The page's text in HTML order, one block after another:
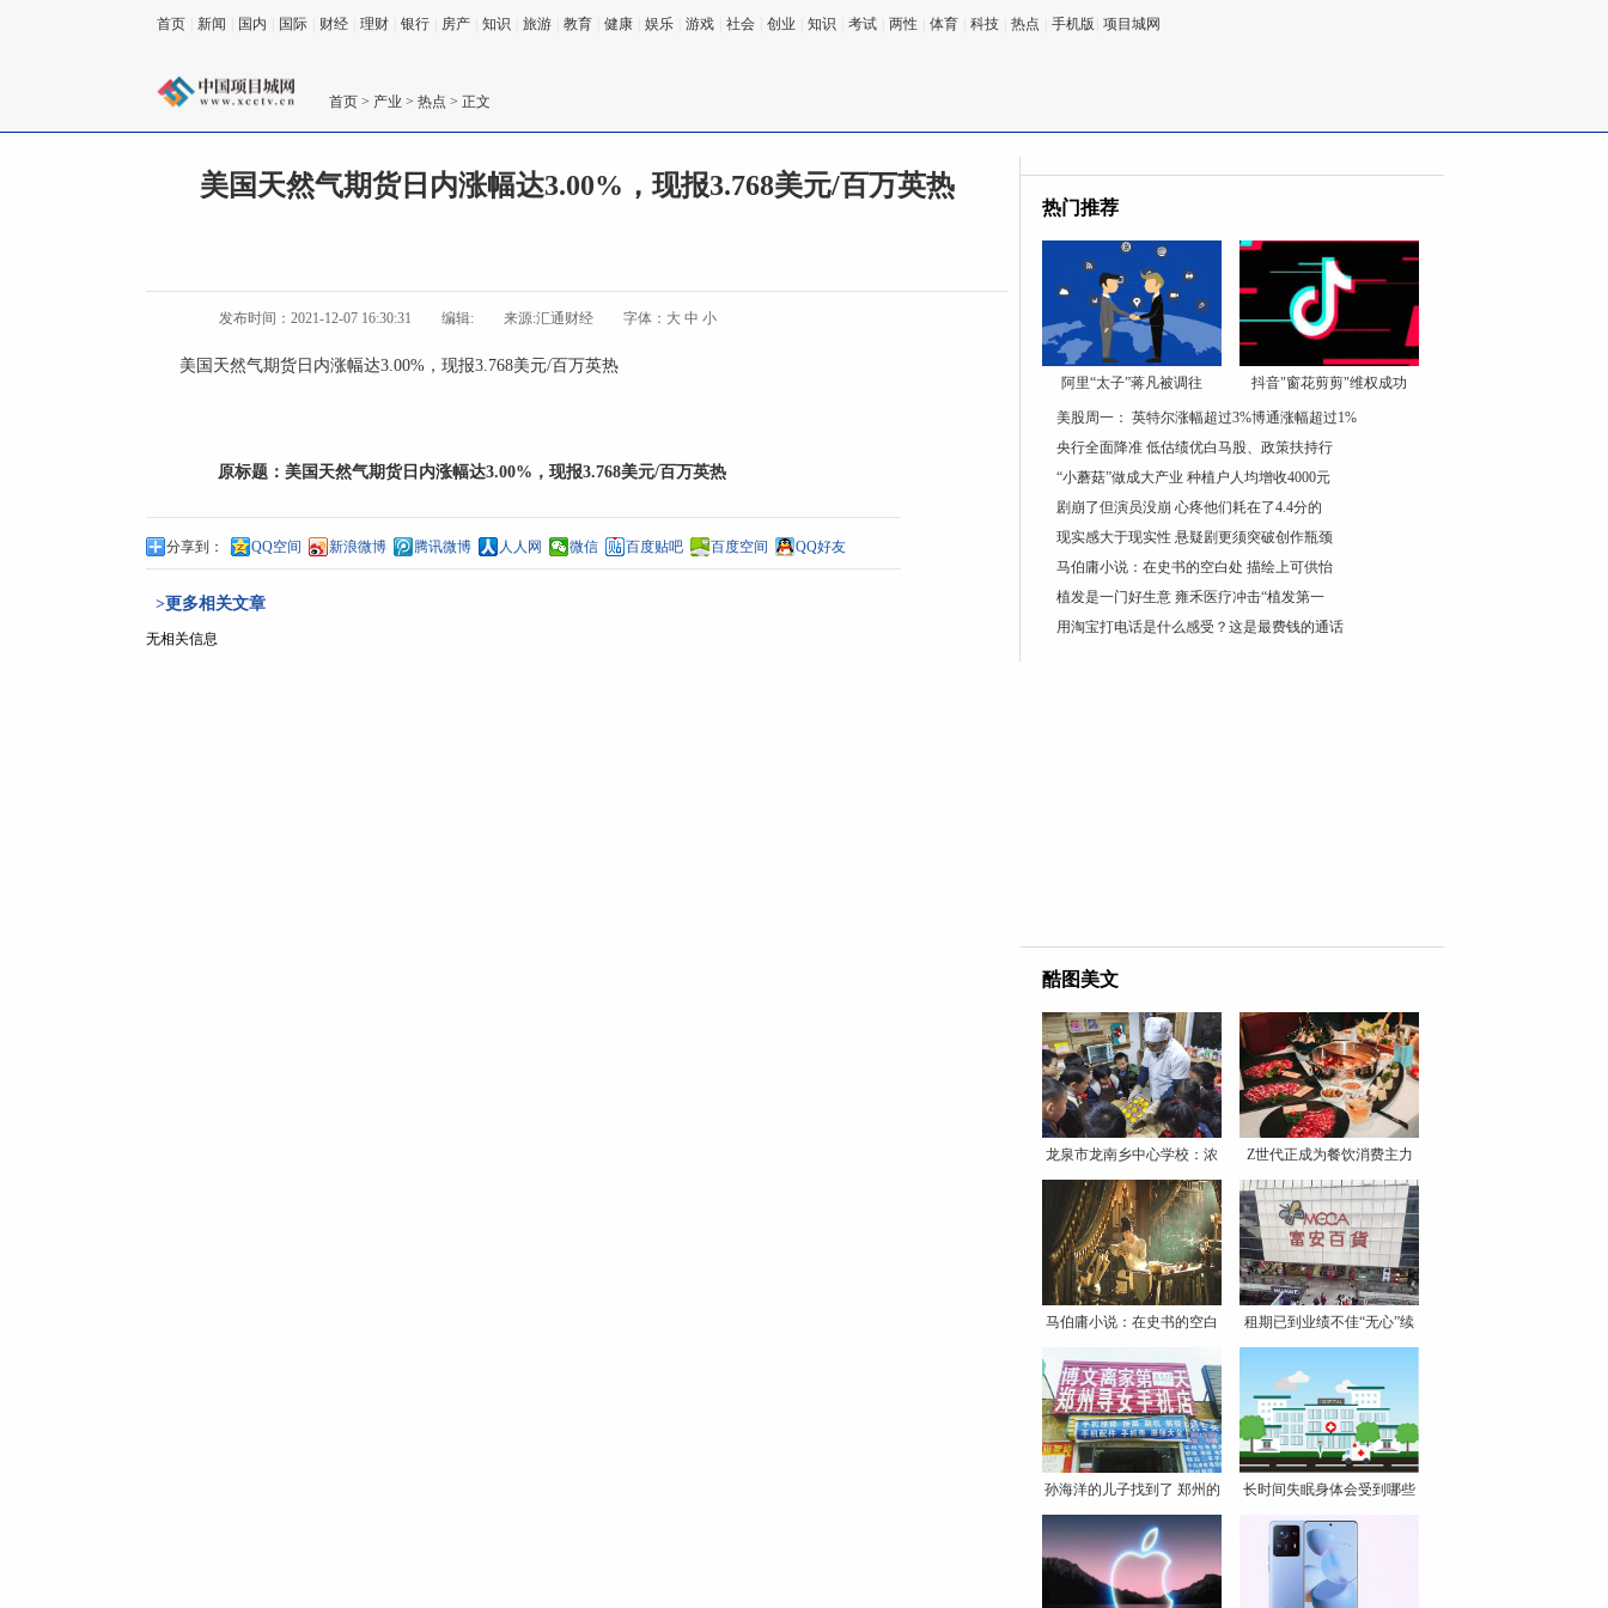
首页 新闻 国内 国际 财经 理财 银行 房产 知识 旅游 教育 健康 娱乐 游戏 社会 创业 知识 考试 两性 体育 科技 热点 手机版 项目城网
首页 > 产业 > 热点 > 正文
美国天然气期货日内涨幅达3.00%，现报3.768美元/百万英热
发布时间：2021-12-07 16:30:31 编辑: 来源:汇通财经 字体： 大 中 小
美国天然气期货日内涨幅达3.00%，现报3.768美元/百万英热
原标题： 美国天然气期货日内涨幅达3.00%，现报3.768美元/百万英热
分享到： QQ空间 新浪微博 腾讯微博 人人网 微信 百度贴吧 百度空间 QQ好友
>更多相关文章
无相关信息
热门推荐
阿里“太子”蒋凡被调往 抖音"窗花剪剪"维权成功
美股周一： 英特尔涨幅超过3%博通涨幅超过1%
央行全面降准 低估绩优白马股、政策扶持行
“小蘑菇”做成大产业 种植户人均增收4000元
剧崩了但演员没崩 心疼他们耗在了4.4分的
现实感大于现实性 悬疑剧更须突破创作瓶颈
马伯庸小说：在史书的空白处 描绘上可供怡
植发是一门好生意 雍禾医疗冲击“植发第一
用淘宝打电话是什么感受？这是最费钱的通话
酷图美文
龙泉市龙南乡中心学校：浓
情
Z世代正成为餐饮消费主力
军
马伯庸小说：在史书的空白
租期已到业绩不佳“无心”续
孙海洋的儿子找到了 郑州的
长时间失眠身体会受到哪些